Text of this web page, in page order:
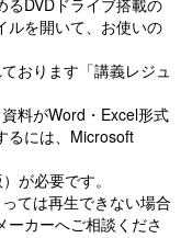
るDVDドライブ搭載の
ルを開いて、お使いの
おります「講義レジュ
料がWord・Excel形式
るには、Microsoft
が必要です。
ては再生できない場合
カーへご相談くださ